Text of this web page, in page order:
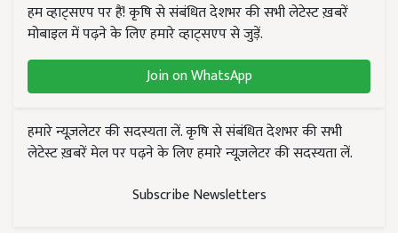
हम व्हाट्सएप पर हैं! कृषि से संबंधित देशभर की सभी लेटेस्ट ख़बरें
मोबाइल में पढ़ने के लिए हमारे व्हाट्सएप से जुड़ें.
Join on WhatsApp
हमारे न्यूज़लेटर की सदस्यता लें. कृषि से संबंधित देशभर की सभी
लेटेस्ट ख़बरें मेल पर पढ़ने के लिए हमारे न्यूज़लेटर की सदस्यता लें.
Subscribe Newsletters